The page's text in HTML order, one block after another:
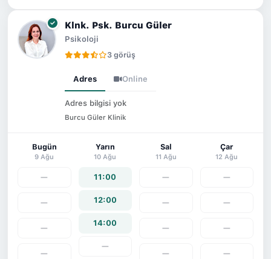
Klnk. Psk. Burcu Güler
Psikoloji
3 görüş
Adres Online
Adres bilgisi yok
Burcu Güler Klinik
Bugün
9 Ağu
—
—
—
—
Yarın
10 Ağu
11:00
12:00
14:00
—
Sal
11 Ağu
—
—
—
—
Çar
12 Ağu
—
—
—
—